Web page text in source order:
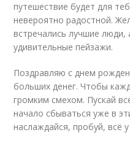
путешествие будет для
невероятно радостной.
встречались лучшие
удивительные пейзажи.
Поздравляю с днем
больших денег. Чтобы
громким смехом. Пускай
начало сбываться уже в
наслаждайся, пробуй, всё